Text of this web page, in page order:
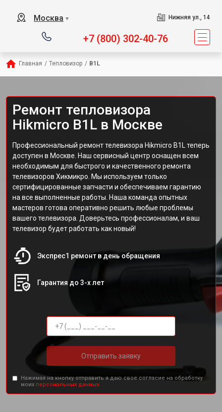
Москва ▼ Нижняя ул., 14
+7 (800) 302-40-76
Главная / Тепловизор / B1L
Ремонт тепловизора
Hikmicro B1L в Москве
Профессиональный ремонт телевизора Hikmicro B1L теперь
доступен в Москве. Наш сервисный центр оснащен всем
необходимым для быстрого и качественного ремонта
телевизоров Хикмикро. Мы используем только
сертифицированные запчасти и обеспечиваем гарантию
на все выполненные работы. Наша команда опытных
мастеров готова оперативно решить любые проблемы
вашего телевизора. Доверьтесь профессионалам, и ваш
телевизор будет работать как новый!
Экспрес1 ремонт в день обращения
Гарантия до 3-х лет
Отправить заявку
Нажимая на кнопку отправить я даю свое согласие на обработку
моих персональных данных.